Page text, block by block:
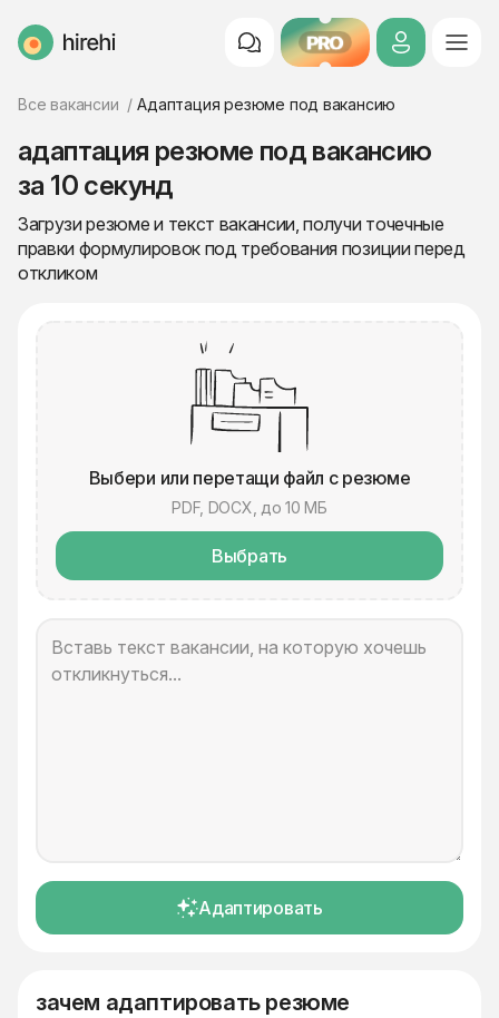
HireHi PRO
Все вакансии Адаптация резюме под вакансию
адаптация резюме под вакансию
за 10 секунд
Загрузи резюме и текст вакансии, получи точечные
правки формулировок под требования позиции перед
откликом
Выбери или перетащи файл с резюме
PDF, DOCX, до 10 МБ
Выбрать
Адаптировать
зачем адаптировать резюме